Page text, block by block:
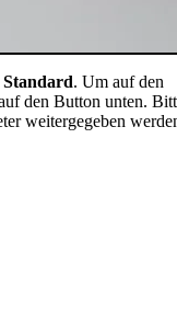
Standard. Um auf den
den Button unten.
weitergegeben